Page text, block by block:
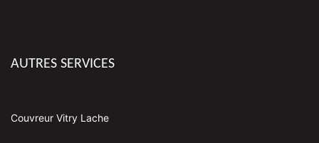
AUTRES SERVICES
Couvreur Vitry Lache